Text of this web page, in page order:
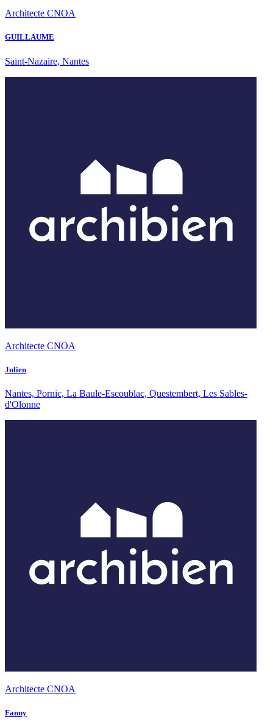
Architecte CNOA
GUILLAUME
Saint-Nazaire, Nantes
Architecte CNOA
Julien
Nantes, Pornic, La Baule-Escoublac, Questembert, Les Sables-
d'Olonne
Architecte CNOA
Fanny